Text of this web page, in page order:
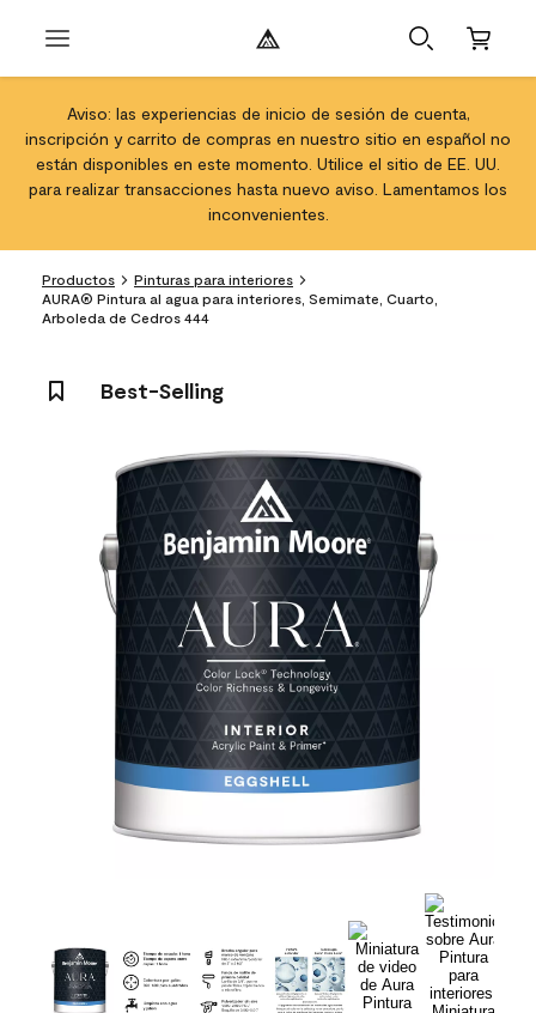
Aviso: las experiencias de inicio de sesión de cuenta,
inscripción y carrito de compras en nuestro sitio en español no
están disponibles en este momento. Utilice el sitio de EE. UU.
para realizar transacciones hasta nuevo aviso. Lamentamos los
inconvenientes.
Productos
Pinturas para interiores
AURA® Pintura al agua para interiores, Semimate, Cuarto,
Arboleda de Cedros 444
Best-Selling